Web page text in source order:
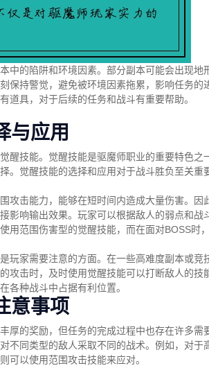
中的陷阱和环境因素。部分副本可能会出现地
保持警觉，避免被环境因素拖累，影响任务的
道具，对于后续的任务和战斗有重要帮助。
与应用
醒技能。觉醒技能是驱魔师职业的重要特色之
。觉醒技能的选择和应用对于战斗胜负至关重
攻击能力，能够在短时间内造成大量伤害。因
影响输出效果。玩家可以根据敌人的弱点和战
用范围伤害型的觉醒技能，而在面对BOSS时
玩家需要注意的方面。在一些高难度副本或竞
攻击时，及时使用觉醒技能可以打断敌人的技
各种战斗中占据有利位置。
意事项
厚的奖励，但任务的完成过程中也存在许多
不同类型的敌人采取不同的战术。例如，对于
可以使用范围攻击技能来应对。